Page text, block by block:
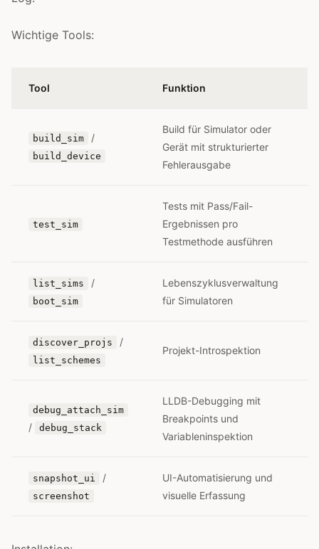
Wichtige Tools:
Tool Funktion
build_sim /
build_device
Build für Simulator oder
Gerät mit strukturierter
Fehlerausgabe
test_sim
Tests mit Pass/Fail-
Ergebnissen pro
Testmethode ausführen
list_sims /
boot_sim
Lebenszyklusverwaltung
für Simulatoren
discover_projs /
list_schemes
Projekt-Introspektion
debug_attach_sim
/ debug_stack
LLDB-Debugging mit
Breakpoints und
Variableninspektion
snapshot_ui /
screenshot
UI-Automatisierung und
visuelle Erfassung